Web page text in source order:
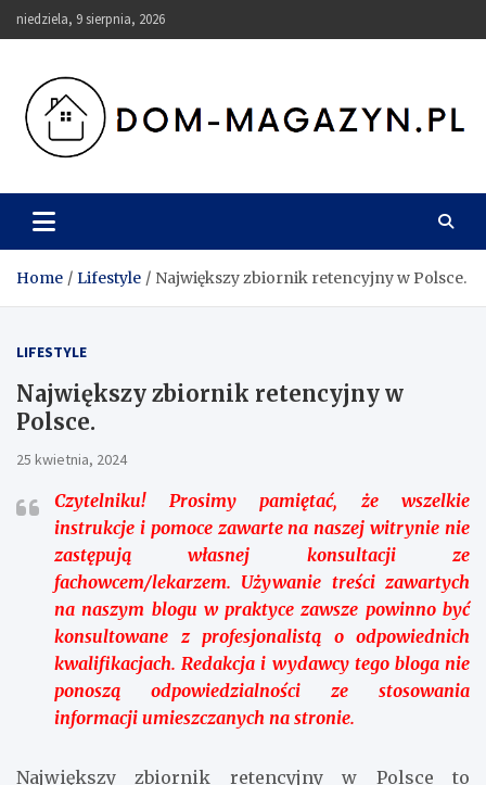
Skip
to
niedziela, 9 sierpnia, 2026
Dom-Magazyn.pl
Home Lifestyle Największy zbiornik retencyjny w Polsce.
LIFESTYLE
Największy zbiornik retencyjny w
Polsce.
25 kwietnia, 2024
Czytelniku!Prosimy pamiętać, że wszelkie
instrukcje i pomoce zawarte na naszej witrynie nie
zastępują własnej konsultacji ze
fachowcem/lekarzem. Używanie treści zawartych
na naszym blogu w praktyce zawsze powinno być
konsultowane z profesjonalistą o odpowiednich
kwalifikacjach. Redakcja i wydawcy tego bloga nie
ponoszą odpowiedzialności ze stosowania
informacji umieszczanych na stronie.
Największy zbiornik retencyjny w Polsce to